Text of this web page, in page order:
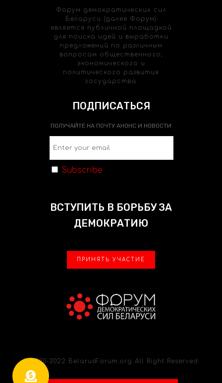
Форум демократических сил
Беларуси (далее Форум)
является публичной площадкой
для поиска идей и выработки
предложений по различным
вопросам общественного,
экономического и
политического развития
государства.
ПОДПИСАТЬСЯ
ПОЛУЧАЙТЕ НА ПОЧТУ АНОНС И НОВОСТИ
Subscribe
ВСТУПИТЬ В БОРЬБУ ЗА
ДЕМОКРАТИЮ
ПРИНЯТЬ УЧАСТИЕ
© 2020-2022 BelarusForum.org All Right Reserved.